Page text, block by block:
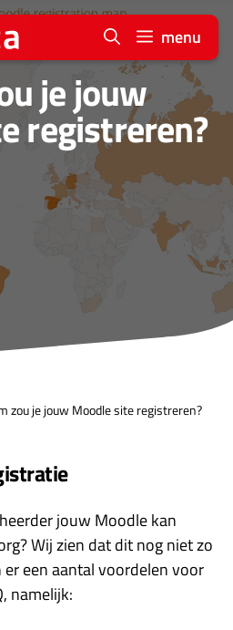
menu
je jouw
registreren?
zou je jouw Moodle site registreren?
jouw Moodle kan
Wij zien dat dit nog niet zo
een aantal voordelen voor
namelijk: